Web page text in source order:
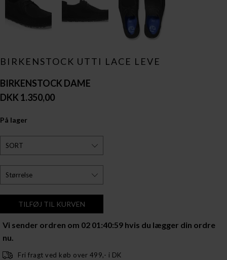
BIRKENSTOCK UTTI LACE LEVE
BIRKENSTOCK DAME
DKK 1.350,00
På lager
Vi sender ordren om 02 01:40:58 hvis du lægger din ordre
nu.
Fri fragt ved køb over 499,- i DK